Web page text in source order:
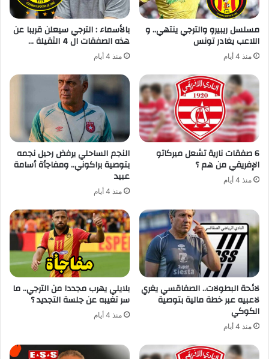
مسلسل ريبيرو والترجي ينتهي.. و
اللاعب يغادر تونس
منذ 4 أيام
بالأسماء : الترجي سيعلن قريبا عن
هذه الصفقات ال 4 الثقيلة …
منذ 4 أيام
6 صفقات نارية تشعل ميركاتو
الإفريقي من هم ؟
منذ 4 أيام
النجم الساحلي يرفض رحيل نجمه
بتوصية براكوني.. ومفاجأة أسامة
عبيد
منذ 4 أيام
لائحة البطولات.. الصفاقسي يغري
لاعبيه عبر خطة مالية بتوصية
الكوكي
منذ 4 أيام
بلايلي يهرب مجددا من الترجي.. ما
سر تغيبه عن جلسة التجديد ؟
منذ 4 أيام